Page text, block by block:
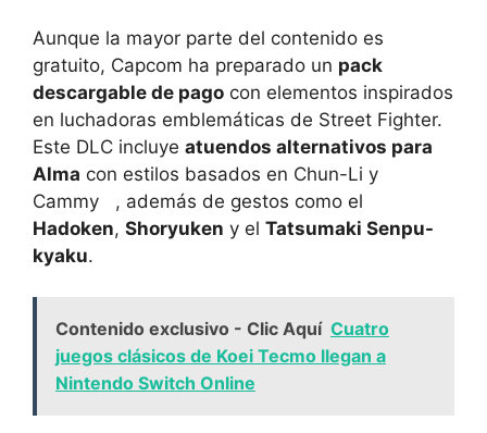
Aunque la mayor parte del contenido es
gratuito, Capcom ha preparado un pack
descargable de pago con elementos inspirados
en luchadoras emblemáticas de Street Fighter.
Este DLC incluye atuendos alternativos para
Alma con estilos basados en Chun-Li y
Cammy , además de gestos como el
Hadoken, Shoryuken y el Tatsumaki Senpu-
kyaku.
Contenido exclusivo - Clic Aquí Cuatro
juegos clásicos de Koei Tecmo llegan a
Nintendo Switch Online